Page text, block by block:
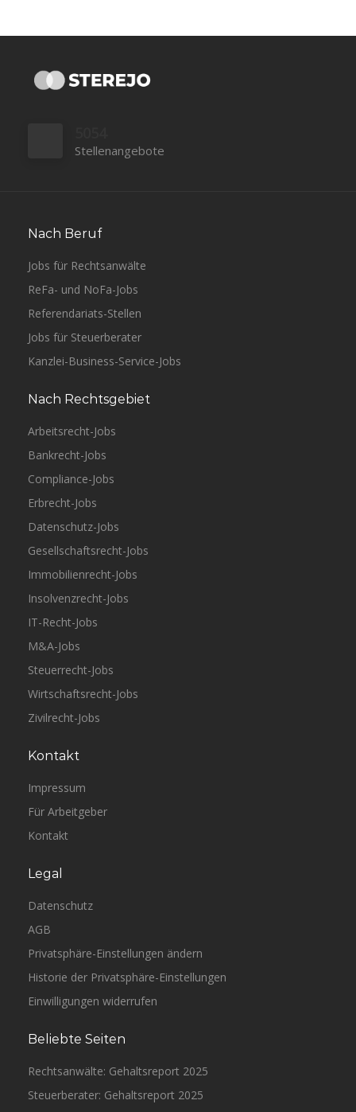
Stellenangebote
Nach Beruf
Jobs für Rechtsanwälte
ReFa- und NoFa-Jobs
Referendariats-Stellen
Jobs für Steuerberater
Kanzlei-Business-Service-Jobs
Nach Rechtsgebiet
Arbeitsrecht-Jobs
Bankrecht-Jobs
Compliance-Jobs
Erbrecht-Jobs
Datenschutz-Jobs
Gesellschaftsrecht-Jobs
Immobilienrecht-Jobs
Insolvenzrecht-Jobs
IT-Recht-Jobs
M&A-Jobs
Steuerrecht-Jobs
Wirtschaftsrecht-Jobs
Zivilrecht-Jobs
Kontakt
Impressum
Für Arbeitgeber
Kontakt
Legal
Datenschutz
AGB
Privatsphäre-Einstellungen ändern
Historie der Privatsphäre-Einstellungen
Einwilligungen widerrufen
Beliebte Seiten
Rechtsanwälte: Gehaltsreport 2025
Steuerberater: Gehaltsreport 2025